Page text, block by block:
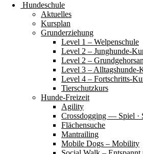
Hundeschule
Aktuelles
Kursplan
Grunderziehung
Level 1 – Welpenschule
Level 2 – Junghunde-
Level 2 –
Level 3 – Alltagshunde-
Level 4 – Fortschritts-
Tierschutzkurs
Hunde-Freizeit
Agility
Crossdogging — Spiel ·
Flächensuche
Mantrailing
Mobile Dogs – Mobility